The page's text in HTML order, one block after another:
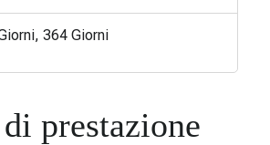
364 Giorni
prestazione